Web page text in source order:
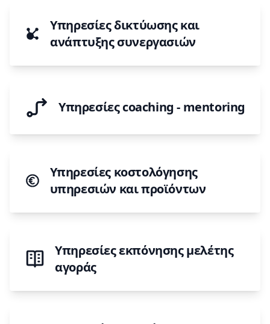
Υπηρεσίες δικτύωσης και
ανάπτυξης συνεργασιών
Υπηρεσίες coaching - mentoring
Υπηρεσίες κοστολόγησης
υπηρεσιών και προϊόντων
Υπηρεσίες εκπόνησης μελέτης
αγοράς